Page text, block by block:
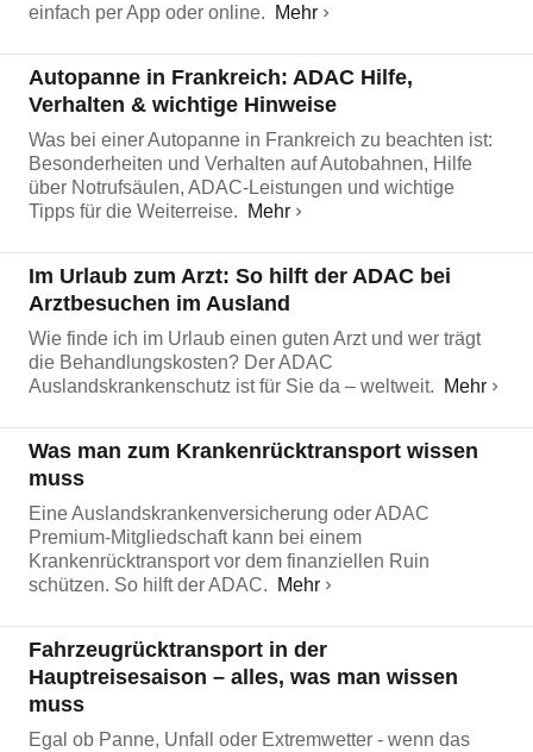
einfach per App oder online.
Mehr
Autopanne in Frankreich: ADAC Hilfe,
Verhalten & wichtige Hinweise
Was bei einer Autopanne in Frankreich zu beachten ist:
Besonderheiten und Verhalten auf Autobahnen, Hilfe
über Notrufsäulen, ADAC-Leistungen und wichtige
Tipps für die Weiterreise.
Mehr
Im Urlaub zum Arzt: So hilft der ADAC bei
Arztbesuchen im Ausland
Wie finde ich im Urlaub einen guten Arzt und wer trägt
die Behandlungskosten? Der ADAC
Auslandskrankenschutz ist für Sie da – weltweit.
Mehr
Was man zum Krankenrücktransport wissen
muss
Eine Auslandskrankenversicherung oder ADAC
Premium-Mitgliedschaft kann bei einem
Krankenrücktransport vor dem finanziellen Ruin
schützen. So hilft der ADAC.
Mehr
Fahrzeugrücktransport in der
Hauptreisesaison – alles, was man wissen
muss
Egal ob Panne, Unfall oder Extremwetter - wenn das